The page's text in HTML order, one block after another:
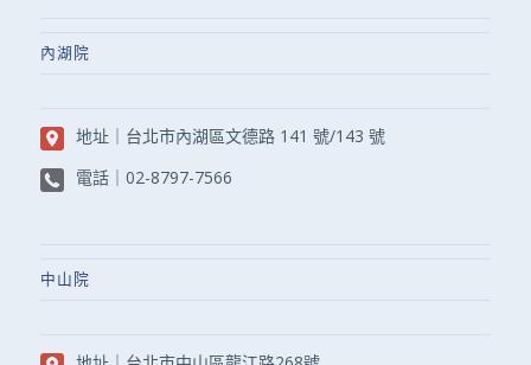
內湖院
地址｜ 台北市內湖區文德路 141 號/143 號
電話｜ 02-8797-7566
中山院